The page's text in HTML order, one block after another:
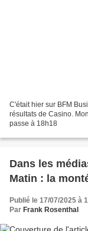
C'était hier sur BFM
résultats de Casino.
passe à 18h18
Dans les
Matin : la
Publié le 17/07/2025 à
Par Frank Rosenthal